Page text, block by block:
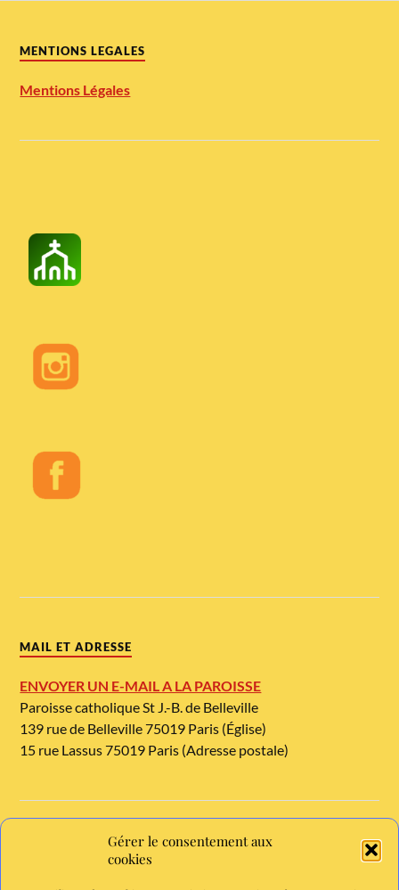
Gérer le consentement aux
cookies
MENTIONS LEGALES
Mentions Légales
MAIL ET ADRESSE
ENVOYER UN E-MAIL A LA PAROISSE
Paroisse catholique St J.-B. de Belleville
139 rue de Belleville 75019 Paris (Église)
15 rue Lassus 75019 Paris (Adresse postale)
TELEPHONE ET METRO